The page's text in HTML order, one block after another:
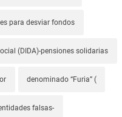
para desviar fondos
(DIDA)-pensiones solidarias
denominado “Furia” (
falsas-